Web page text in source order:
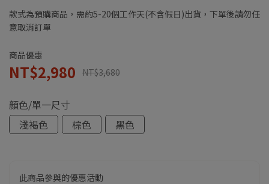
款式為預購商品，需約5-20個工作天(不含假日)出貨，下單後請勿任
意取消訂單
商品優惠
NT$2,980 NT$3,680
顏色/單一尺寸
淺褐色
棕色 黑色
此商品參與的優惠活動